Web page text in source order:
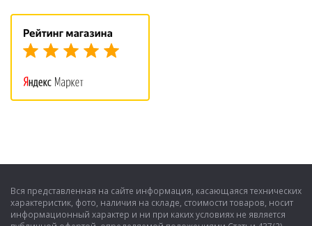
Вся представленная на сайте информация, касающаяся технических
характеристик, фото, наличия на складе, стоимости товаров, носит
информационный характер и ни при каких условиях не является